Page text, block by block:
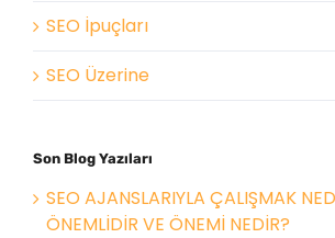
SEO İpuçları
SEO Üzerine
Son Blog Yazıları
SEO AJANSLARIYLA ÇALIŞMAK
ÖNEMLİDİR VE ÖNEMİ NEDİR?